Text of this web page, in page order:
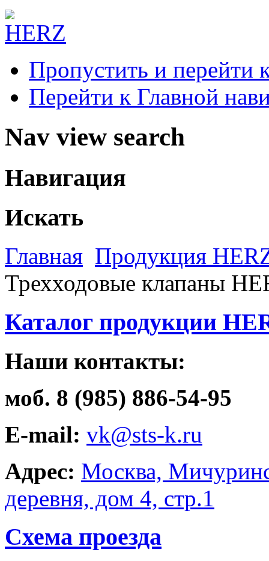
Пропустить и перейти
Перейти к Главной
Nav view search
Навигация
Искать
Главная Продукция
Трехходовые клапаны
Каталог продукции
Наши контакты:
моб. 8 (985) 886-54-95
E-mail: vk@sts-k.ru
Адрес: Москва,
деревня, дом 4, стр.1
Схема проезда